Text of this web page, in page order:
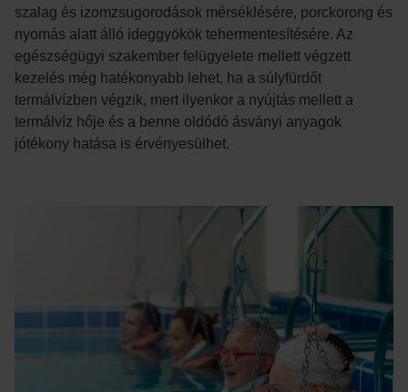
szalag és izomzsugorodások mérséklésére, porckorong és
nyomás alatt álló ideggyökök tehermentesítésére. Az
egészségügyi szakember felügyelete mellett végzett
kezelés még hatékonyabb lehet, ha a súlyfürdőt
termálvízben végzik, mert ilyenkor a nyújtás mellett a
termálvíz hője és a benne oldódó ásványi anyagok
jótékony hatása is érvényesülhet.